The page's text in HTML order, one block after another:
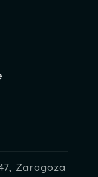
Zaragoza